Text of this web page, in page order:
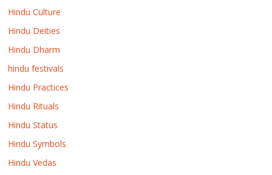
Hindu Culture
Hindu Deities
Hindu Dharm
hindu festivals
Hindu Practices
Hindu Rituals
Hindu Status
Hindu Symbols
Hindu Vedas